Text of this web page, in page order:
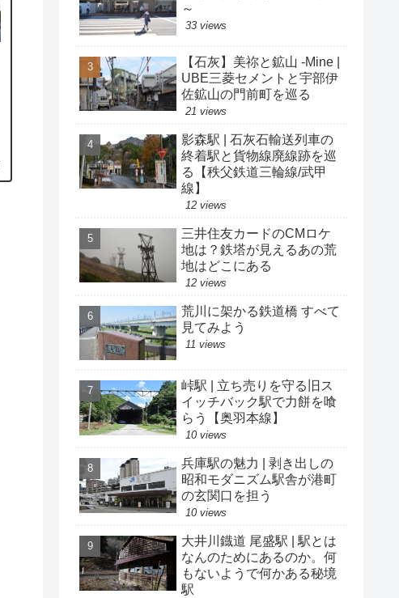
～
33 views
【石灰】美祢と鉱山 -Mine |
UBE三菱セメントと宇部伊
佐鉱山の門前町を巡る
21 views
影森駅 | 石灰石輸送列車の
終着駅と貨物線廃線跡を巡
る【秩父鉄道三輪線/武甲
線】
12 views
三井住友カードのCMロケ
地は？鉄塔が見えるあの荒
地はどこにある
12 views
荒川に架かる鉄道橋 すべて
見てみよう
11 views
峠駅 | 立ち売りを守る旧ス
イッチバック駅で力餅を喰
らう【奥羽本線】
10 views
兵庫駅の魅力 | 剥き出しの
昭和モダニズム駅舎が港町
の玄関口を担う
10 views
大井川鐡道 尾盛駅 | 駅とは
なんのためにあるのか。何
もないようで何かある秘境
駅